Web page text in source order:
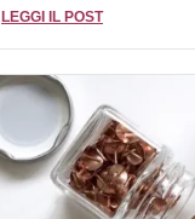
LEGGI IL POST